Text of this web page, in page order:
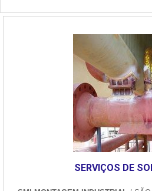
SERVIÇOS DE